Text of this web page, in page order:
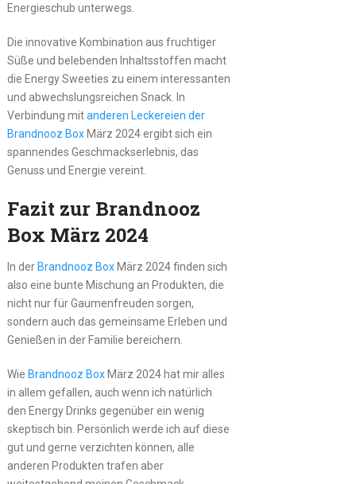
Energieschub unterwegs.
Die innovative Kombination aus fruchtiger
Süße und belebenden Inhaltsstoffen macht
die Energy Sweeties zu einem interessanten
und abwechslungsreichen Snack. In
Verbindung mitanderen Leckereien der
Brandnooz BoxMärz 2024 ergibt sich ein
spannendes Geschmackserlebnis, das
Genuss und Energie vereint.
Fazit zur Brandnooz
Box März 2024
In derBrandnooz BoxMärz 2024 finden sich
also eine bunte Mischung an Produkten, die
nicht nur für Gaumenfreuden sorgen,
sondern auch das gemeinsame Erleben und
Genießen in der Familie bereichern.
Wie Brandnooz BoxMärz 2024 hat mir alles
in allem gefallen, auch wenn ich natürlich
den Energy Drinks gegenüber ein wenig
skeptisch bin. Persönlich werde ich auf diese
gut und gerne verzichten können, alle
anderen Produkten trafen aber